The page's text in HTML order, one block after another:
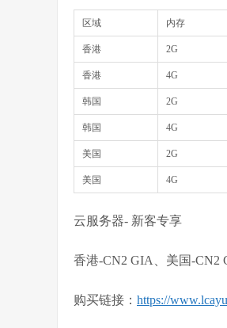
区域 内存
香港 2G
香港 4G
韩国 2G
韩国 4G
美国 2G
美国 4G
云服务器- 新客专享
香港-CN2 GIA、美国-CN2
购买链接： https://